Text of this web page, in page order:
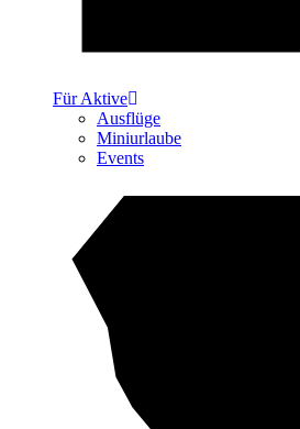
Für Aktive
Ausflüge
Miniurlaube
Events